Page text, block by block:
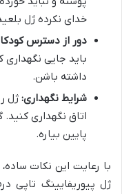
خدای نکرده ژل
دور از دسترس
باید جایی
داشته باشن.
شرایط نگهداری: ژل
اتاق نگهداری
پایین بیاره.
با رعایت این نکات
ژل پیوریفایینگ تاپی